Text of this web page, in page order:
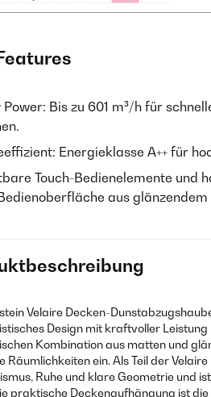
Bis zu 601 m³/h für
Energieklasse A++ für
Touch-Bedienelemente und
aus
Velaire Decken-
Design mit kraftvoller
Kombination aus matten und
Räumlichkeiten ein. Als Teil der
Ruhe und klare Geometrie und
praktische Deckenaufhängung ist